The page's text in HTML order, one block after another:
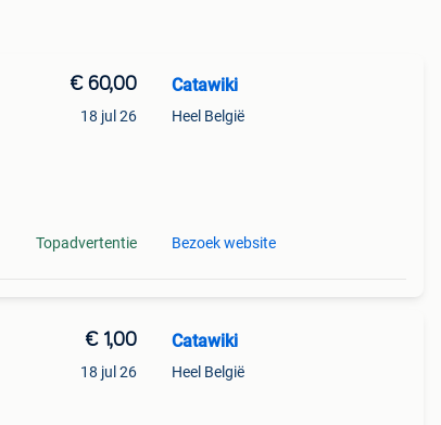
€ 60,00
18 jul 26
Topadvertentie
Catawiki
Heel België
Bezoek website
€ 1,00
18 jul 26
Catawiki
Heel België